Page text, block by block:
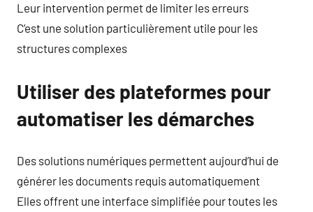
Leur intervention permet de limiter les erreurs
C’est une solution particulièrement utile pour les
structures complexes
Utiliser des plateformes pour
automatiser les démarches
Des solutions numériques permettent aujourd’hui de
générer les documents requis automatiquement
Elles offrent une interface simplifiée pour toutes les